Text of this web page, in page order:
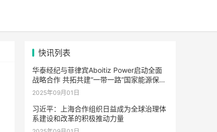
快讯列表
华泰经纪与菲律宾Aboitiz Power启动全面
战略合作 共拓共建“一带一路”国家能源保险
市场合作新路径
2025年09月01日
习近平：上海合作组织日益成为全球治理体
系建设和改革的积极推动力量